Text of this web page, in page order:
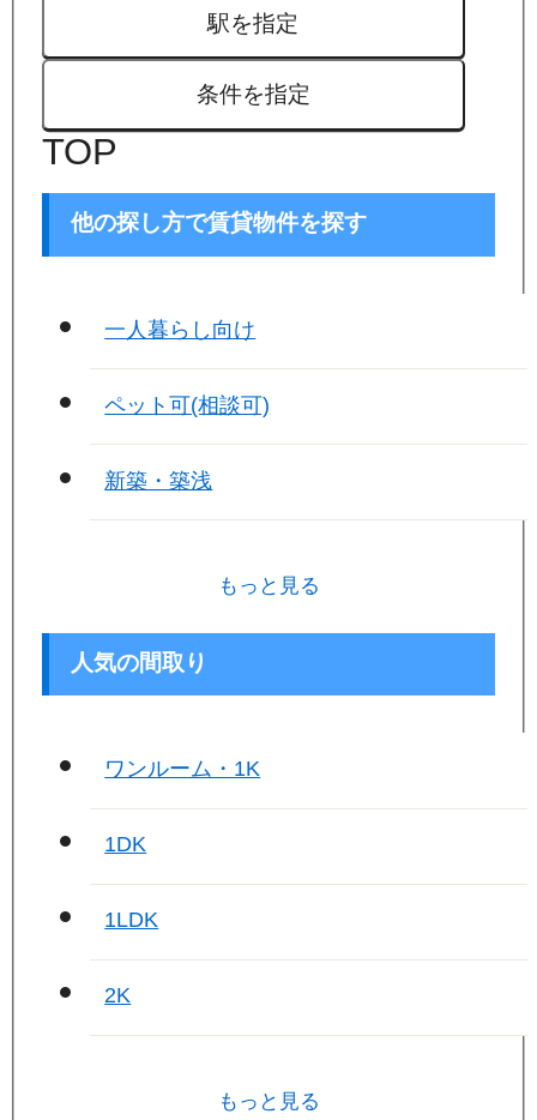
駅を指定
条件を指定
TOP
他の探し方で賃貸物件を探す
一人暮らし向け
ペット可(相談可)
新築・築浅
もっと見る
人気の間取り
ワンルーム・1K
1DK
1LDK
2K
もっと見る